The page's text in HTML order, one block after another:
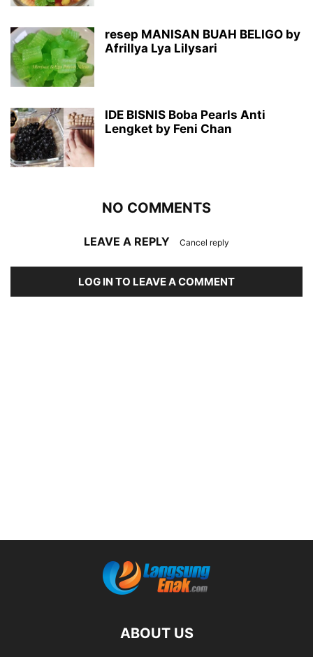
resep MANISAN BUAH BELIGO by
Afrillya Lya Lilysari
IDE BISNIS Boba Pearls Anti
Lengket by Feni Chan
NO COMMENTS
LEAVE A REPLY Cancel reply
LOG IN TO LEAVE A COMMENT
ABOUT US